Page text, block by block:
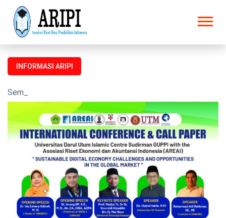
INFORMASI ARIPI
Seminar dan Prosiding untuk semua kalangan